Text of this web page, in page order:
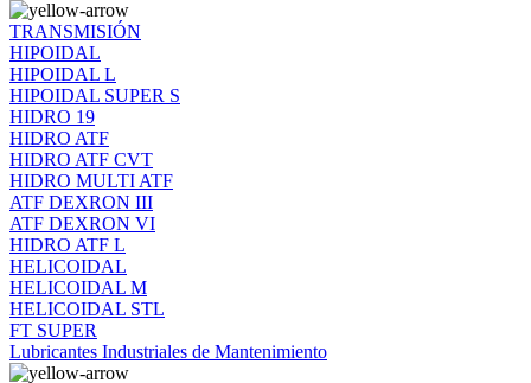
TRANSMISIÓN
HIPOIDAL
HIPOIDAL L
HIPOIDAL SUPER S
HIDRO 19
HIDRO ATF
HIDRO ATF CVT
HIDRO MULTI ATF
ATF DEXRON III
ATF DEXRON VI
HIDRO ATF L
HELICOIDAL
HELICOIDAL M
HELICOIDAL STL
FT SUPER
Lubricantes Industriales de Mantenimiento